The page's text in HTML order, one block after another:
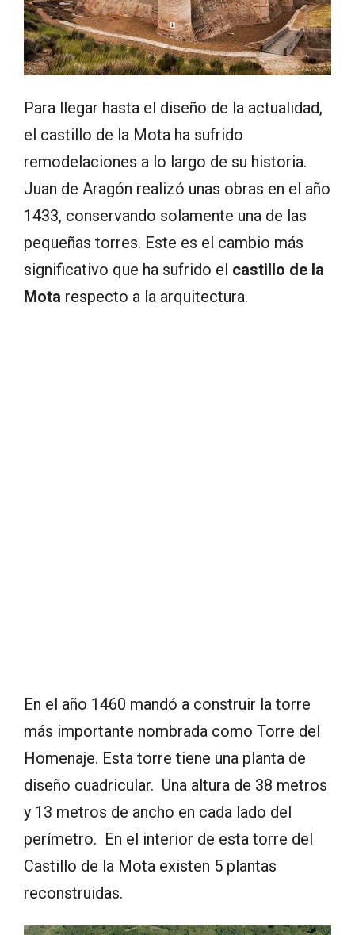
Para llegar hasta el diseño de la actualidad,
el castillo de la Mota ha sufrido
remodelaciones a lo largo de su historia.
Juan de Aragón realizó unas obras en el año
1433, conservando solamente una de las
pequeñas torres. Este es el cambio más
significativo que ha sufrido el castillo de la
Mota respecto a la arquitectura.
En el año 1460 mandó a construir la torre
más importante nombrada como Torre del
Homenaje. Esta torre tiene una planta de
diseño cuadricular. Una altura de 38 metros
y 13 metros de ancho en cada lado del
perímetro. En el interior de esta torre del
Castillo de la Mota existen 5 plantas
reconstruidas.